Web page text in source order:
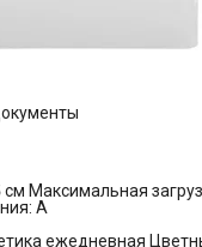
Максимальная
А
ежедневная